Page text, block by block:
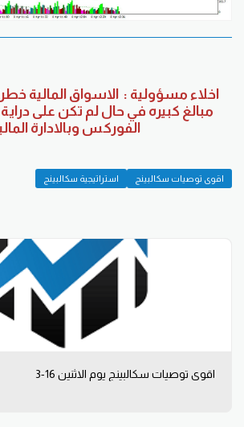
اخلاء مسؤولية : الاسواق المالية
مبالغ كبيره في حال لم تكن على
الفوركس وبالادارة
اقوى توصيات سكالبينج استراتيجية سكالبينج
اقوى توصيات سكالبينج يوم الاثنين 16-3